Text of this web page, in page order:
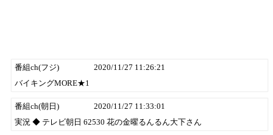
番組ch(フジ)
2020/11/27 11:26:21
バイキングMORE★1
番組ch(朝日)
2020/11/27 11:33:01
実況 ◆ テレビ朝日 62530 花の金曜るんるん大下さん